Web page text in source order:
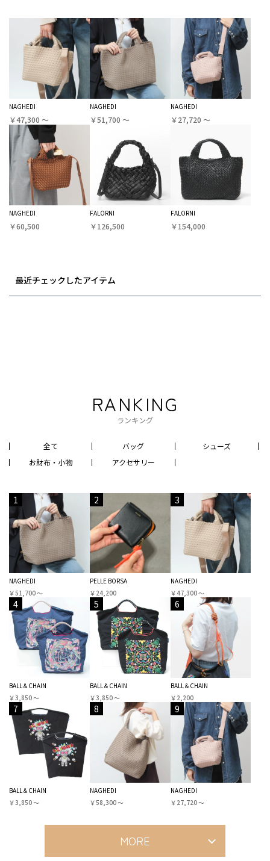
NAGHEDI
￥47,300 〜
NAGHEDI
￥51,700 〜
NAGHEDI
￥27,720 〜
NAGHEDI
￥60,500
FALORNI
￥126,500
FALORNI
￥154,000
最近チェックしたアイテム
RANKING
ランキング
全て バッグ
シューズ
お財布・小物
アクセサリー
1
NAGHEDI
￥51,700 〜
2
PELLE BORSA
￥24,200
3
NAGHEDI
￥47,300 〜
4
BALL＆CHAIN
￥3,850 〜
5
BALL＆CHAIN
￥3,850 〜
6
BALL＆CHAIN
￥2,200
7
BALL＆CHAIN
￥3,850 〜
8
NAGHEDI
￥58,300 〜
9
NAGHEDI
￥27,720 〜
MORE